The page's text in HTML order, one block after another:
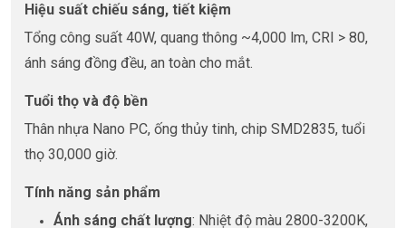
Hiệu suất chiếu sáng, tiết kiệm
Tổng công suất 40W, quang thông ~4,000 lm, CRI > 80,
ánh sáng đồng đều, an toàn cho mắt.
Tuổi thọ và độ bền
Thân nhựa Nano PC, ống thủy tinh, chip SMD2835, tuổi
thọ 30,000 giờ.
Tính năng sản phẩm
Ánh sáng chất lượng: Nhiệt độ màu 2800-3200K,